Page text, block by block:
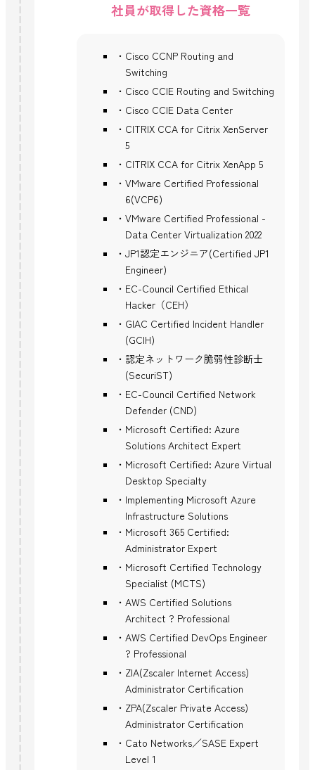
社員が取得した資格一覧
Cisco CCNP Routing and
Switching
Cisco CCIE Routing and Switching
Cisco CCIE Data Center
CITRIX CCA for Citrix XenServer
5
CITRIX CCA for Citrix XenApp 5
VMware Certified Professional
6(VCP6)
VMware Certified Professional -
Data Center Virtualization 2022
JP1認定エンジニア(Certified JP1
Engineer)
EC-Council Certified Ethical
Hacker（CEH）
GIAC Certified Incident Handler
(GCIH)
認定ネットワーク脆弱性診断士
(SecuriST)
EC-Council Certified Network
Defender (CND)
Microsoft Certified: Azure
Solutions Architect Expert
Microsoft Certified: Azure Virtual
Desktop Specialty
Implementing Microsoft Azure
Infrastructure Solutions
Microsoft 365 Certified:
Administrator Expert
Microsoft Certified Technology
Specialist (MCTS)
AWS Certified Solutions
Architect ? Professional
AWS Certified DevOps Engineer
? Professional
ZIA(Zscaler Internet Access)
Administrator Certification
ZPA(Zscaler Private Access)
Administrator Certification
Cato Networks／SASE Expert
Level 1